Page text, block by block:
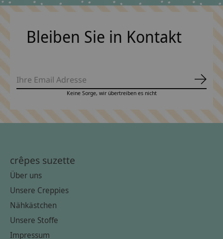
Bleiben Sie in Kontakt
Keine Sorge, wir übertreiben es nicht
crêpes suzette
Über uns
Unsere Creppies
Nähkästchen
Unsere Stoffe
Impressum